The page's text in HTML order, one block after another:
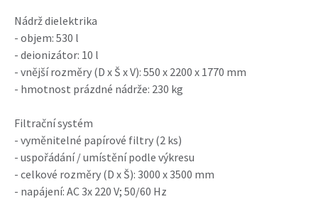
Nádrž dielektrika
- objem: 530 l
- deionizátor: 10 l
- vnější rozměry (D x Š x V): 550 x 2200 x 1770 mm
- hmotnost prázdné nádrže: 230 kg
Filtrační systém
- vyměnitelné papírové filtry (2 ks)
- uspořádání / umístění podle výkresu
- celkové rozměry (D x Š): 3000 x 3500 mm
- napájení: AC 3x 220 V; 50/60 Hz